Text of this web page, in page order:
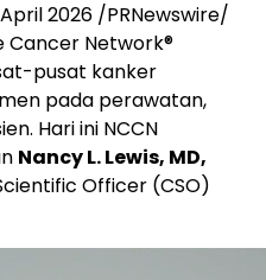
2026 /PRNewswire/
Cancer Network®
pusat kanker
pada perawatan,
Hari ini NCCN
Nancy L. Lewis, MD,
Officer (CSO)